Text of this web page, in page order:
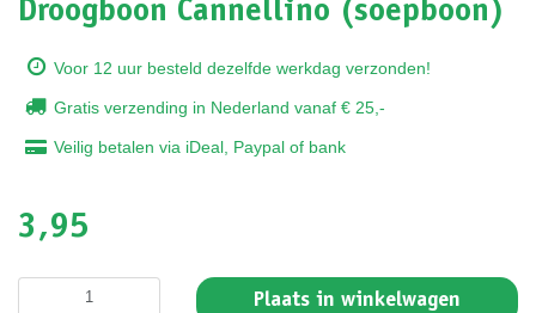
Droogboon Cannellino (soepboon)
Voor 12 uur besteld dezelfde werkdag verzonden!
Gratis verzending in Nederland vanaf € 25,-
Veilig betalen via iDeal, Paypal of bank
3,95
Plaats in winkelwagen